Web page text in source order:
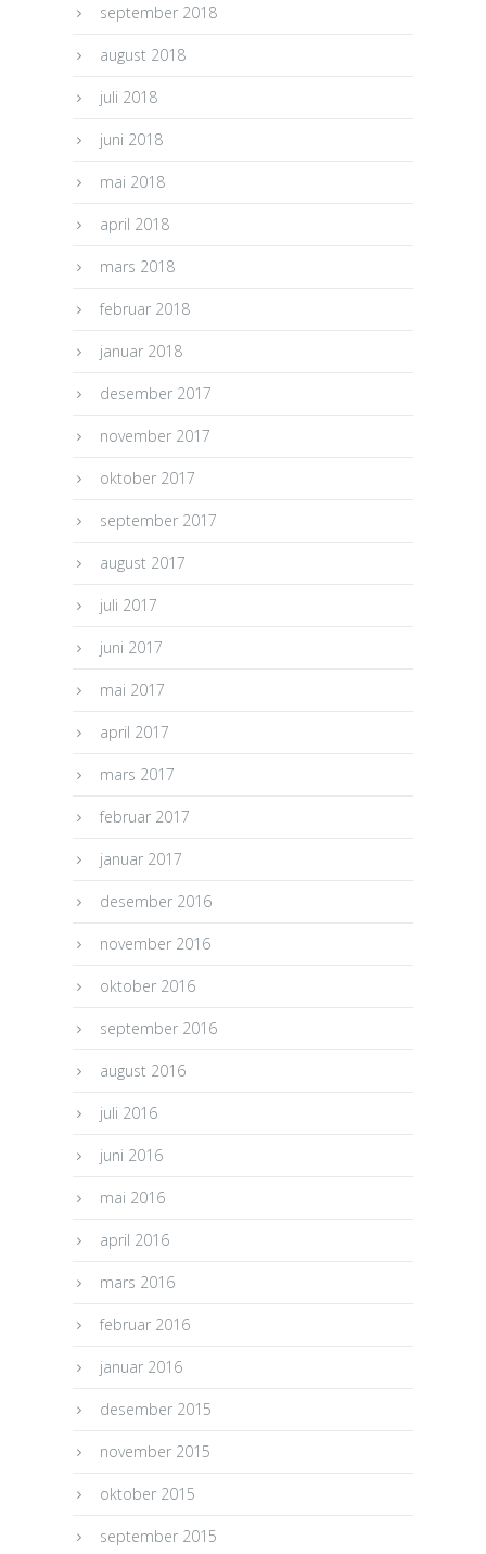
september 2018
august 2018
juli 2018
juni 2018
mai 2018
april 2018
mars 2018
februar 2018
januar 2018
desember 2017
november 2017
oktober 2017
september 2017
august 2017
juli 2017
juni 2017
mai 2017
april 2017
mars 2017
februar 2017
januar 2017
desember 2016
november 2016
oktober 2016
september 2016
august 2016
juli 2016
juni 2016
mai 2016
april 2016
mars 2016
februar 2016
januar 2016
desember 2015
november 2015
oktober 2015
september 2015